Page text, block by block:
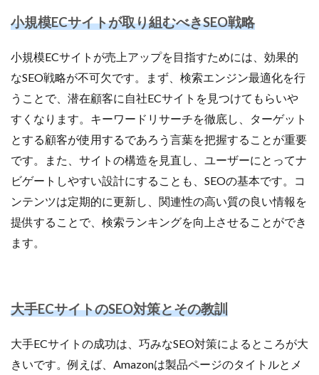
小規模ECサイトが取り組むべきSEO戦略
小規模ECサイトが売上アップを目指すためには、効果的
なSEO戦略が不可欠です。まず、検索エンジン最適化を行
うことで、潜在顧客に自社ECサイトを見つけてもらいや
すくなります。キーワードリサーチを徹底し、ターゲット
とする顧客が使用するであろう言葉を把握することが重要
です。また、サイトの構造を見直し、ユーザーにとってナ
ビゲートしやすい設計にすることも、SEOの基本です。コ
ンテンツは定期的に更新し、関連性の高い質の良い情報を
提供することで、検索ランキングを向上させることができ
ます。
大手ECサイトのSEO対策とその教訓
大手ECサイトの成功は、巧みなSEO対策によるところが大
きいです。例えば、Amazonは製品ページのタイトルとメ